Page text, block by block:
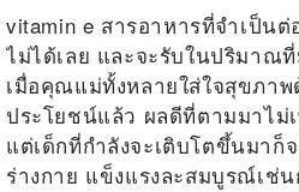
vitamin e สารอาหารที่จำเป็น
ไม่ได้เลย และจะรับในปริมาณ
เมื่อคุณแม่ทั้งหลายใส่ใจสุขภาพ
ประโยชน์แล้ว ผลดีที่ตามมาไ
แต่เด็กที่กำลังจะเติบโตขึ้นมาก็
ร่างกาย แข็งแรงละสมบูรณ์เช่